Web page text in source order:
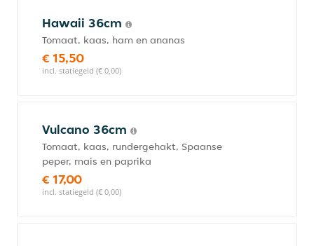
Hawaii 36cm
Tomaat, kaas, ham en ananas
€ 15,50
incl. statiegeld (€ 0,00)
Vulcano 36cm
Tomaat, kaas, rundergehakt, Spaanse
peper, mais en paprika
€ 17,00
incl. statiegeld (€ 0,00)